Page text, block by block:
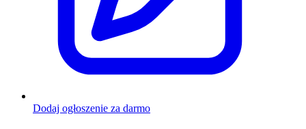
Dodaj ogłoszenie za darmo